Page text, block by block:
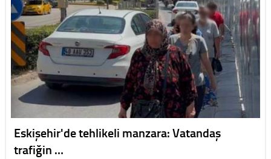
Eskişehir'de tehlikeli manzara: Vatandaş
trafiğin …